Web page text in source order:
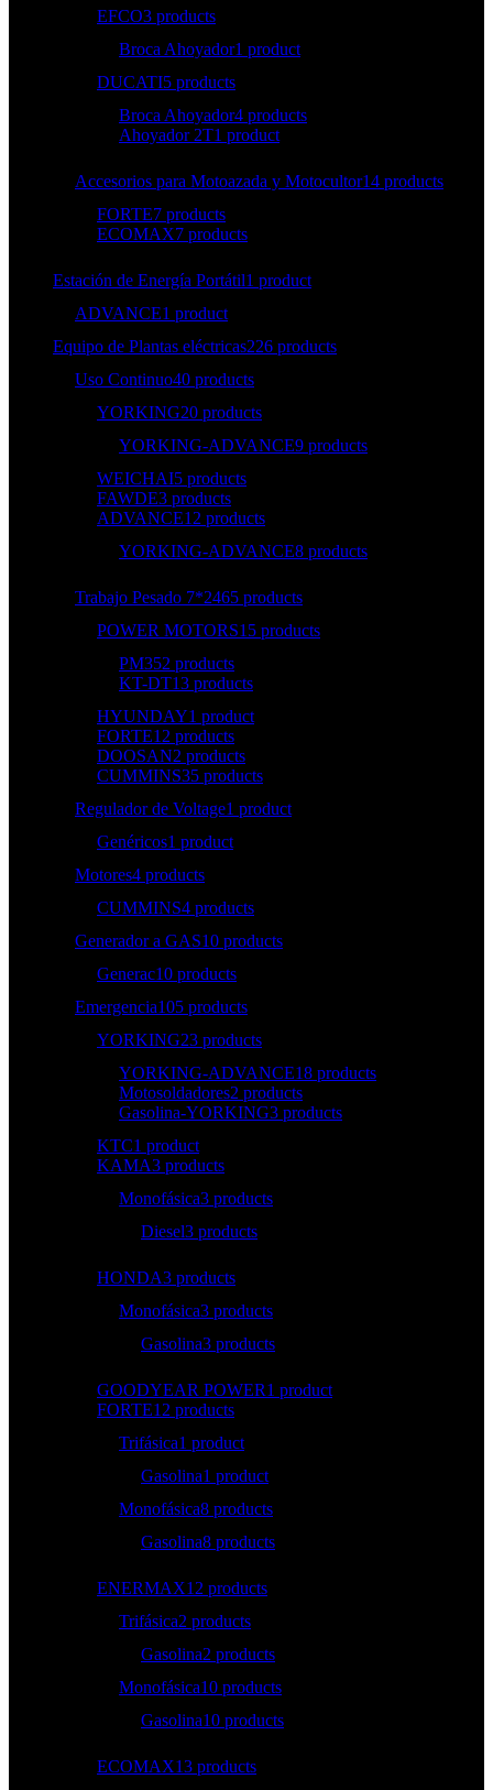
EFCO3 products
Broca Ahoyador1 product
DUCATI5 products
Broca Ahoyador4 products
Ahoyador 2T1 product
Accesorios para Motoazada y Motocultor14 products
FORTE7 products
ECOMAX7 products
Estación de Energía Portátil1 product
ADVANCE1 product
Equipo de Plantas eléctricas226 products
Uso Continuo40 products
YORKING20 products
YORKING-ADVANCE9 products
WEICHAI5 products
FAWDE3 products
ADVANCE12 products
YORKING-ADVANCE8 products
Trabajo Pesado 7*2465 products
POWER MOTORS15 products
PM352 products
KT-DT13 products
HYUNDAY1 product
FORTE12 products
DOOSAN2 products
CUMMINS35 products
Regulador de Voltage1 product
Genéricos1 product
Motores4 products
CUMMINS4 products
Generador a GAS10 products
Generac10 products
Emergencia105 products
YORKING23 products
YORKING-ADVANCE18 products
Motosoldadores2 products
Gasolina-YORKING3 products
KTC1 product
KAMA3 products
Monofásica3 products
Diesel3 products
HONDA3 products
Monofásica3 products
Gasolina3 products
GOODYEAR POWER1 product
FORTE12 products
Trifásica1 product
Gasolina1 product
Monofásica8 products
Gasolina8 products
ENERMAX12 products
Trifásica2 products
Gasolina2 products
Monofásica10 products
Gasolina10 products
ECOMAX13 products